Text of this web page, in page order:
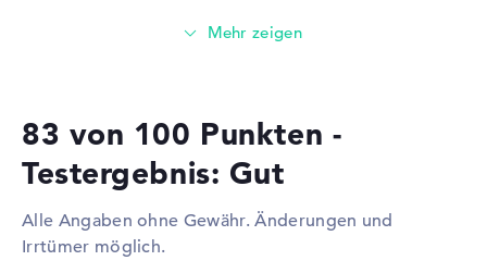
802.11a, 802.11ac, 802.11ax,
Erweiterung / Konnektivität
Schnittstellen
1 x Thunderbolt 4, 2 x USB 3.2
Video
2 x DisplayPort über USB-C, 1
Für den Arbeitsspeicher (RAM) stehen insgesamt 16
(PC4-25600 - 3200 MHz) RAM verwendet. Wer sein Gerät
erledigen. Das Lenovo ThinkPad L13 G3 21B3000LGE
bietet eine Festplatte Größe von 512 GB SSD.
83 von 100 Punkten -
Testergebnis: Gut
Alle Angaben ohne Gewähr. Änderungen und
Irrtümer möglich.